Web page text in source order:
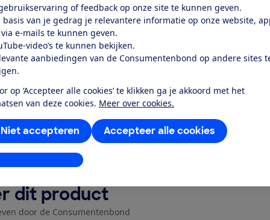
of feedback op onze site te kunnen geven.
basis van je gedrag je relevantere informatie op onze website,
e-mails te kunnen geven.
video’s te kunnen bekijken.
aanbiedingen van de Consumentenbond op andere sites
op ‘Accepteer alle cookies’ te klikken ga je akkoord met het
van deze cookies. Meer over cookies.
Accepteer alle cookies
Niet accepteren
aanpassen
toegang tot deze test?
Word lid
Al lid? Log in
dit product
door de Consumentenbond